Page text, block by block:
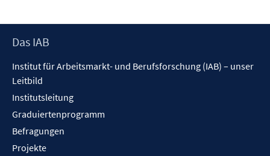
öffnen
Footer
Das IAB
Institut für Arbeitsmarkt- und Berufsforschung (IAB) – unser
Leitbild
Institutsleitung
Graduiertenprogramm
Befragungen
Projekte